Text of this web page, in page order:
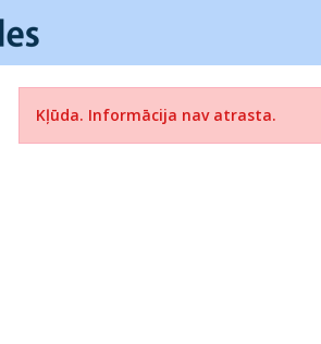
Kļūda. Informācija nav atrasta.